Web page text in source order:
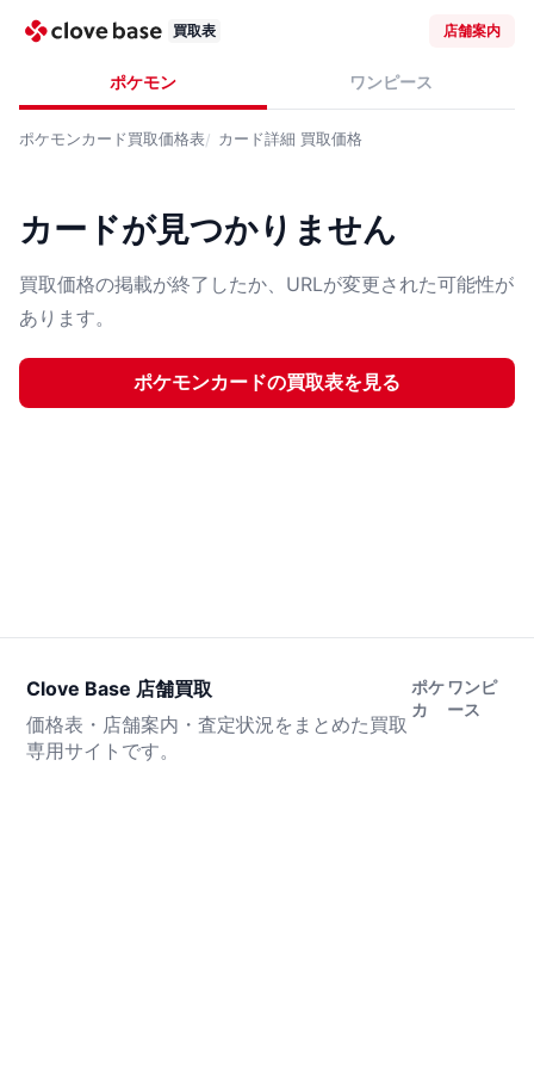
買取表 店舗案内
ポケモン ワンピース
ポケモンカード買取価格表 カード詳細 買取価格
カードが見つかりません
買取価格の掲載が終了したか、URLが変更された可能性が
あります。
ポケモンカードの買取表を見る
Clove Base 店舗買取
価格表・店舗案内・査定状況をまとめた買取
専用サイトです。
ポケ
カ
ワンピ
ース